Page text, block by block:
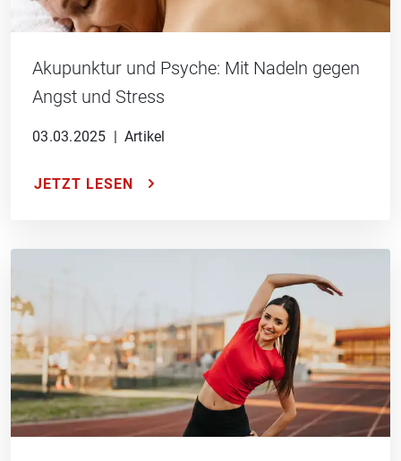
Akupunktur und Psyche: Mit Nadeln gegen
Angst und Stress
03.03.2025 | Artikel
JETZT LESEN